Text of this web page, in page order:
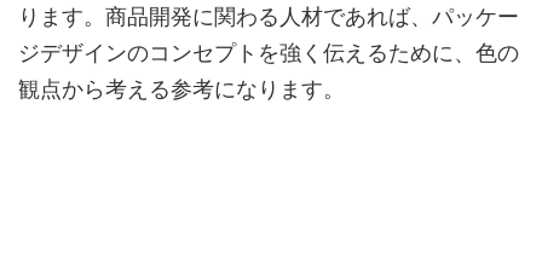
ります。商品開発に関わる人材であれば、パッケー
ジデザインのコンセプトを強く伝えるために、色の
観点から考える参考になります。